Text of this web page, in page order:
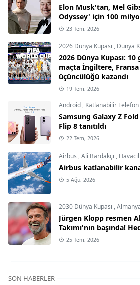
Elon Musk'tan, Mel
Odyssey' için 100
23 Tem, 2026
2026 Dünya Kupası , Dünya
2026 Dünya Kupası:
maçta İngiltere, Fransa
üçüncülüğü kazandı
19 Tem, 2026
Android , Katlanabilir Telefon
Samsung Galaxy Z
Flip 8 tanıtıldı
22 Tem, 2026
Airbus ,Ali Bardakçı ,
Airbus katlanabilir
5 Ağu, 2026
2030 Dünya Kupası ,
Jürgen Klopp resmen
Takımı'nın başında!
25 Tem, 2026
SON HABERLER